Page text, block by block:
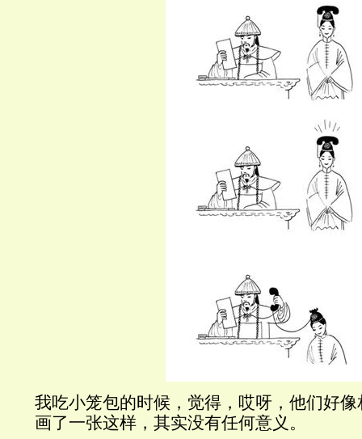
我吃小笼包的时候，觉得，哎呀，他们好
画了一张这样，其实没有任何意义。